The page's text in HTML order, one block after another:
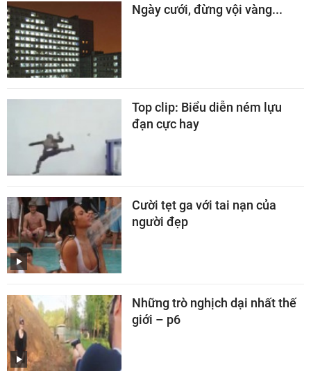
Ngày cưới, đừng vội vàng...
Top clip: Biểu diễn ném lựu
đạn cực hay
Cười tẹt ga với tai nạn của
người đẹp
Những trò nghịch dại nhất thế
giới – p6